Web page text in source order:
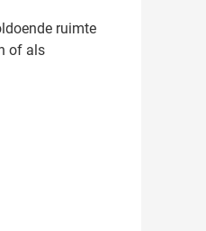
ruimte
of als